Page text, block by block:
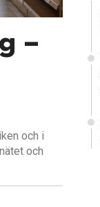
–
och i
och